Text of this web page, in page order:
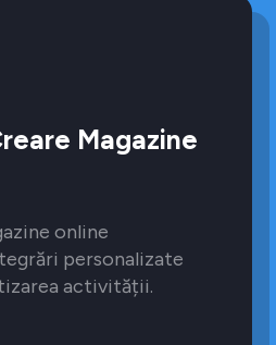
Magazine
online
personalizate
activității.